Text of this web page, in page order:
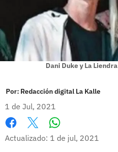
Dani Duke y La Liendra
Por: Redacción digital La Kalle
1 de Jul, 2021
Facebook
X
Actualizado: 1 de jul, 2021